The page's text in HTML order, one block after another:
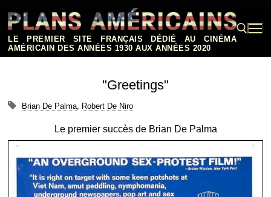
contenu
LE PREMIER SITE FRANÇAIS DÉDIÉ AU CINÉMA
AMÉRICAIN DES ANNÉES 1930 AUX ANNÉES 2020
"Greetings"
Brian De Palma, Robert De Niro
Le premier succès de Brian De Palma